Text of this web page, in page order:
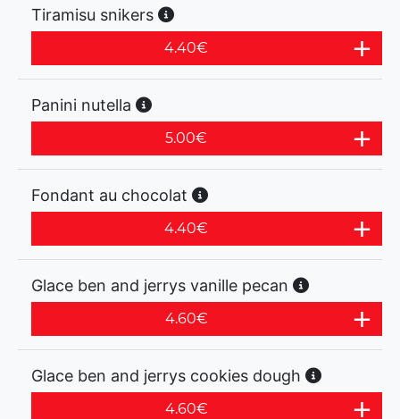
Tiramisu snikers
4.40€
Panini nutella
5.00€
Fondant au chocolat
4.40€
Glace ben and jerrys vanille pecan
4.60€
Glace ben and jerrys cookies dough
4.60€